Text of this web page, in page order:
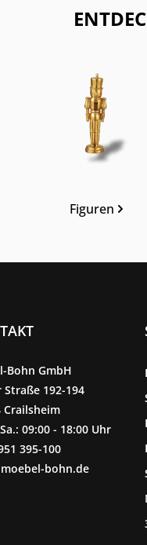
Figuren
Bohn GmbH
Straße 192-194
Crailsheim
09:00 - 18:00 Uhr
395-100
bohn.de